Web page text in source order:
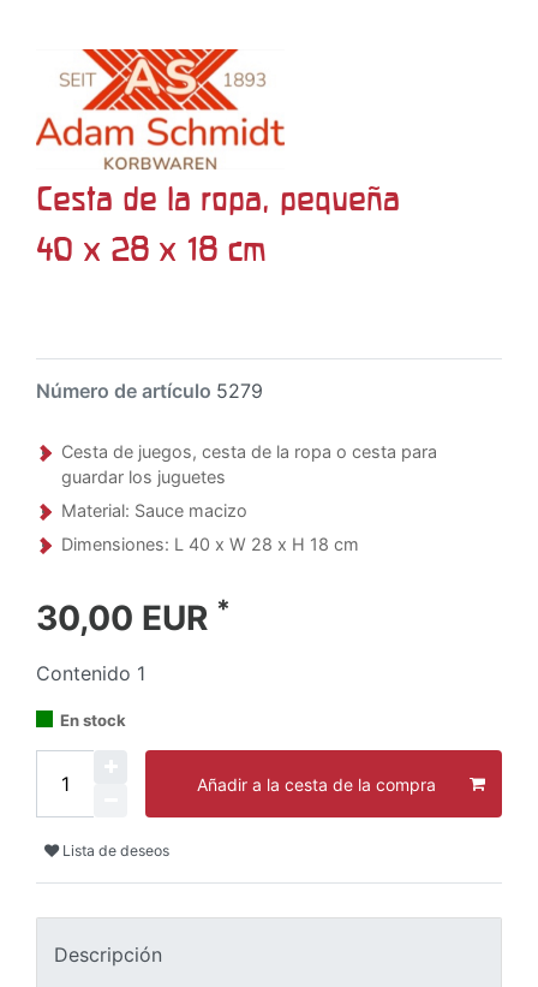
Cesta de la ropa, pequeña
40 x 28 x 18 cm
Número de artículo 5279
Cesta de juegos, cesta de la ropa o cesta para
guardar los juguetes
Material: Sauce macizo
Dimensiones: L 40 x W 28 x H 18 cm
30,00 EUR *
Contenido 1
En stock
Añadir a la cesta de la compra
Lista de deseos
Descripción